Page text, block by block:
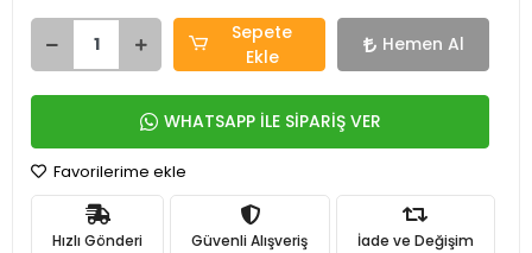
Sepete
Ekle
Hemen Al
WHATSAPP İLE SİPARİŞ VER
Favorilerime ekle
Hızlı Gönderi Güvenli Alışveriş İade ve Değişim